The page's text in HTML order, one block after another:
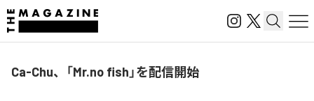
Ca-Chu、「Mr.no fish」を配信開始